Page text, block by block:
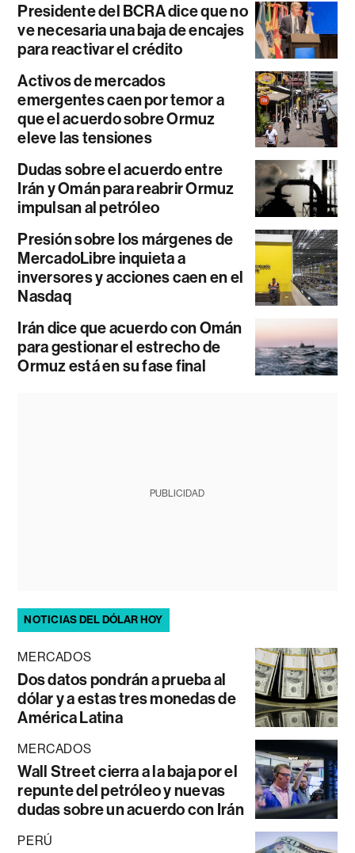
Presidente del BCRA dice que no
ve necesaria una baja de encajes
para reactivar el crédito
Activos de mercados
emergentes caen por temor a
que el acuerdo sobre Ormuz
eleve las tensiones
Dudas sobre el acuerdo entre
Irán y Omán para reabrir Ormuz
impulsan al petróleo
Presión sobre los márgenes de
MercadoLibre inquieta a
inversores y acciones caen en el
Nasdaq
Irán dice que acuerdo con Omán
para gestionar el estrecho de
Ormuz está en su fase final
PUBLICIDAD
NOTICIAS DEL DÓLAR HOY
MERCADOS
Dos datos pondrán a prueba al
dólar y a estas tres monedas de
América Latina
MERCADOS
Wall Street cierra a la baja por el
repunte del petróleo y nuevas
dudas sobre un acuerdo con Irán
PERÚ